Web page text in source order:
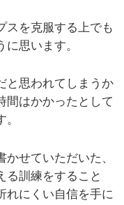
スを克服する上でも
思います。
と思われてしまうか
間はかかったとして
せていただいた、
る訓練をすること
れにくい自信を手に